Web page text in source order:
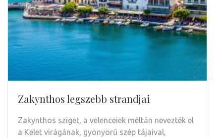
Zakynthos legszebb strandjai
Zakynthos sziget, a velenceiek méltán nevezték el
a Kelet virágának, gyönyörű szép tájaival,